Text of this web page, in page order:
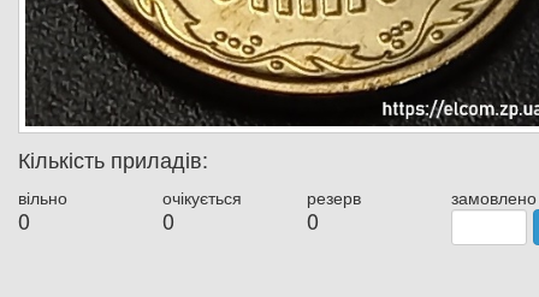
Кількість приладів:
вільно
0
очікується
0
резерв
0
замовлено